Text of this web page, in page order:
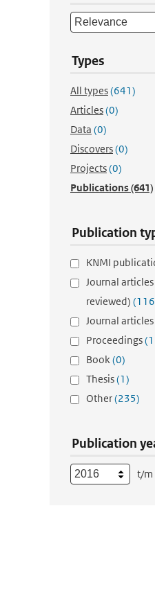
Types
All types(641)
Articles(0)
Data (0)
Discovers(0)
Projects(0)
Publications(641)
Publication
KNMI
Journal
reviewed)
Journal articles
Proceedings
Book(0)
Thesis(1)
Other(235)
Publication
t/m